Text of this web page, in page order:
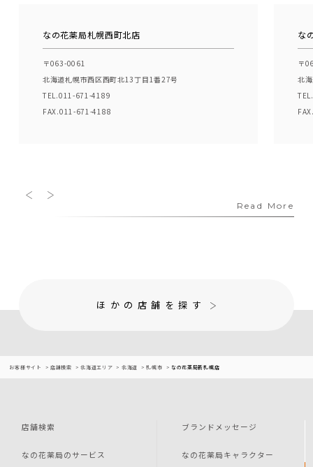
なの花薬局札幌西町北店
〒063-0061
北海道札幌市西区西町北13丁目1番27号
TEL.011-671-4189
FAX.011-671-4188
な
〒
北
Read More
ほかの店舗を探す
お客様サイト 店舗検索 北海道エリア 北海道 札幌市 なの花薬局新札幌店
店舗検索
なの花薬局のサービス
ブランドメッセージ
なの花薬局キャラクター